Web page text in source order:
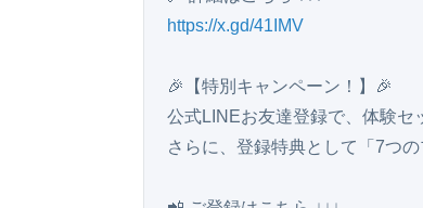
https://x.gd/41IMV
🎉【特別キャンペーン！】🎉
公式LINEお友達登録で、体験セ
さらに、登録特典として「7つ